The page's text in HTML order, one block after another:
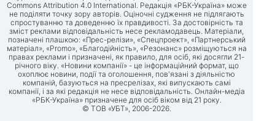
Commons Attribution 4.0 International. Редакція «РБК-Україна» може
не поділяти точку зору авторів. Оціночні судження не підлягають
спростуванню та доведенню їх правдивості. За достовірність та
зміст реклами відповідальність несе рекламодавець. Матеріали,
позначені плашкою: «Прес-релізи», «Спецпроект», «Партнерський
матеріал», «Promo», «Благодійність», «Резонанс» розміщуються на
правах реклами і призначені, як правило, для осіб, які досягли 21-
річного віку. «Новини компанії» - це інформаційний формат, що
охоплює новини, події та оголошення, пов'язані з діяльністю
компаній, базуються на пресрелізах, які випускають самі
компанії, і за які редакція не несе відповідальність. Онлайн-медіа
«РБК-Україна» призначене для осіб віком від 21 року.
© ТОВ «УБТ», 2006-2026.